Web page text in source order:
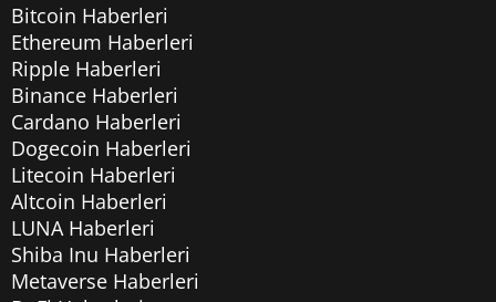
Bitcoin Haberleri
Ethereum Haberleri
Ripple Haberleri
Binance Haberleri
Cardano Haberleri
Dogecoin Haberleri
Litecoin Haberleri
Altcoin Haberleri
LUNA Haberleri
Shiba Inu Haberleri
Metaverse Haberleri